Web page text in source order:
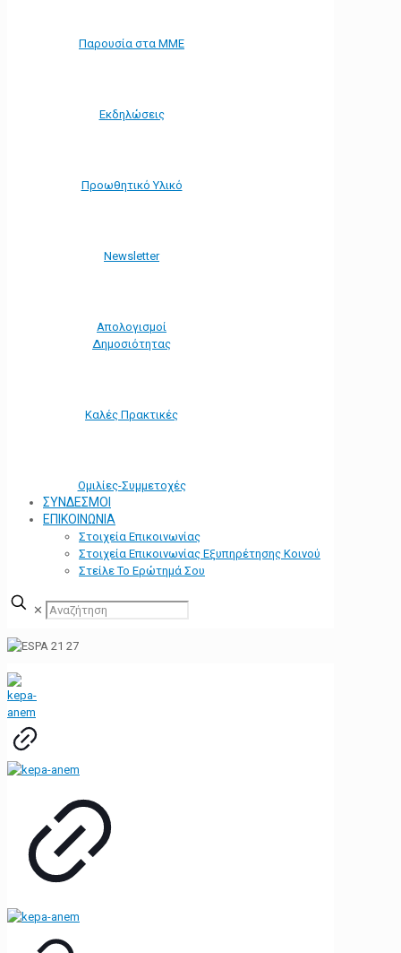
Παρουσία στα ΜΜΕ
Εκδηλώσεις
Προωθητικό Υλικό
Νewsletter
Απολογισμοί
Δημοσιότητας
Καλές Πρακτικές
Ομιλίες-Συμμετοχές
ΣΥΝΔΕΣΜΟΙ
ΕΠΙΚΟΙΝΩΝΙΑ
Στοιχεία Επικοινωνίας
Στοιχεία Επικοινωνίας Εξυπηρέτησης Κοινού
Στείλε Το Ερώτημά Σου
✕